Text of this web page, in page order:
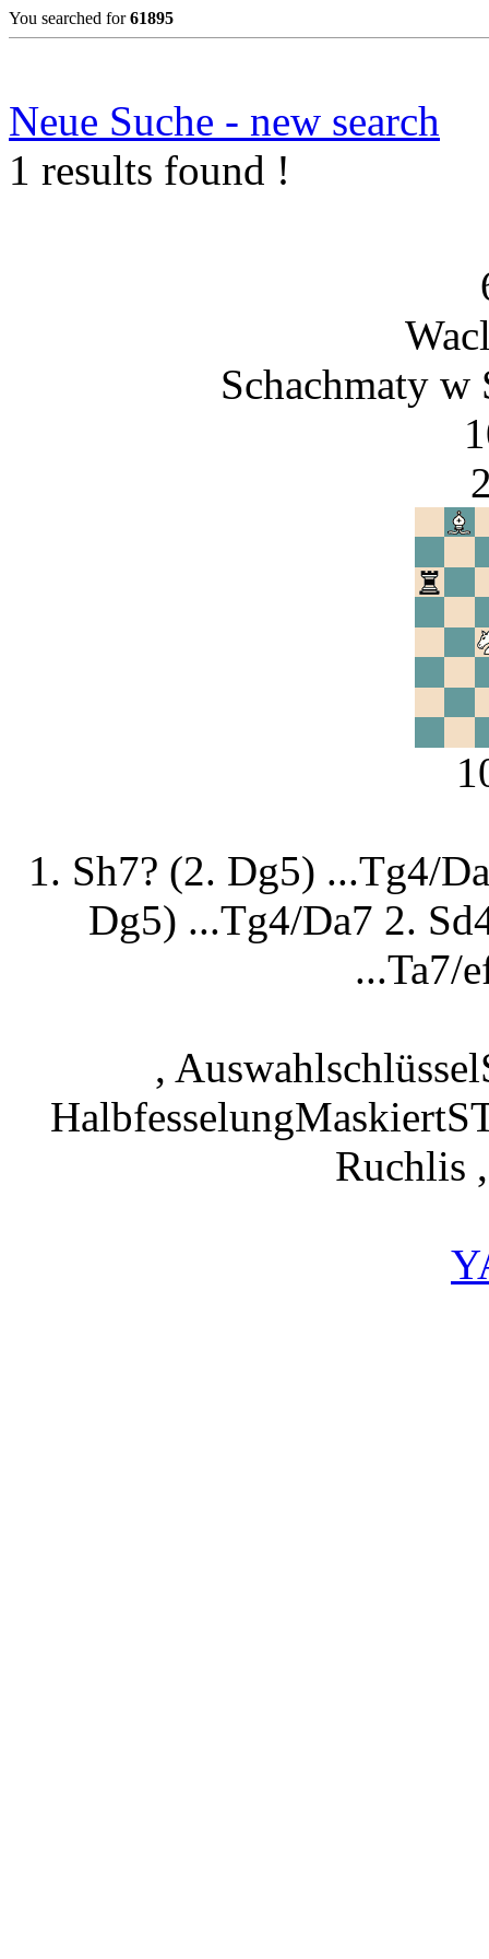
You searched for61895
Neue Suche - new search
1 results found !
Schachmaty
1. Sh7? (2. Dg5) ...Tg4/
Dg5) ...Tg4/Da7 2.
...Ta7/
,
Ruchlis